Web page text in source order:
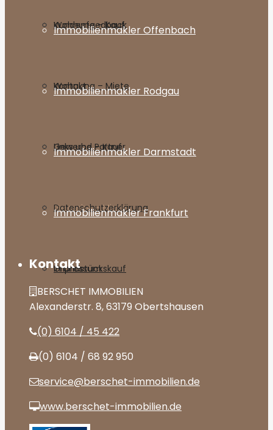
Wohnung – Kauf
Wohnung – Miete
Gewerbe – Kauf
Gewerbe – Miete
Grundstückskauf
Kundenfeedback
Kontakt
Links und Partner
Datenschutzerklärung
Impressum
Immobilienmakler Offenbach
Immobilienmakler Rodgau
Immobilienmakler Darmstadt
Immobilienmakler Frankfurt
Kontakt
BERSCHET IMMOBILIEN
Alexanderstr. 8, 63179 Obertshausen
(0) 6104 / 45 422
(0) 6104 / 68 92 950
service@berschet-immobilien.de
www.berschet-immobilien.de